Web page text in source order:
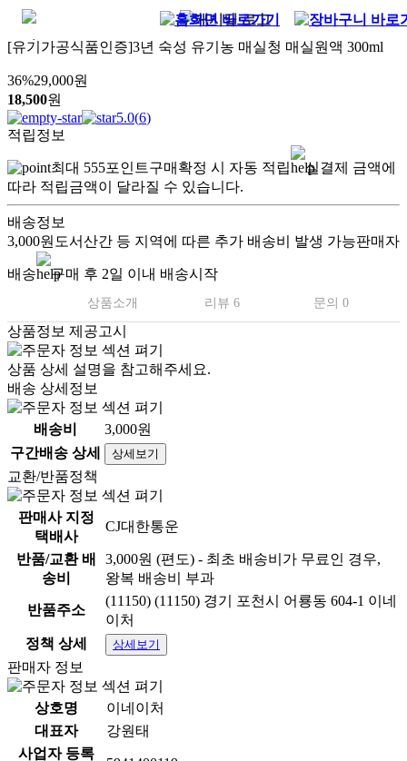
[유기가공식품인증]3년 숙성 유기농 매실청 매실원액 300ml
36%29,000원
18,500원
5.0(6)
적립정보
최대 555포인트구매확정 시 자동 적립
실결제 금액에
따라 적립금액이 달라질 수 있습니다.
배송정보
3,000원 도서산간 등 지역에 따른 추가 배송비 발생 가능판매자
배송 구매 후 2일 이내 배송시작
상품소개 리뷰 6 문의 0
상품정보 제공고시
상품 상세 설명을 참고해주세요.
배송 상세정보
배송비
3,000원
구간배송 상세
상세보기
교환/반품정책
판매사 지정
택배사
CJ대한통운
반품/교환 배
송비
3,000원 (편도) - 최초 배송비가 무료인 경우,
왕복 배송비 부과
반품주소
(11150) (11150) 경기 포천시 어룡동 604-1 이네
이처
정책 상세
상세보기
판매자 정보
상호명
이네이처
대표자
강원태
사업자 등록